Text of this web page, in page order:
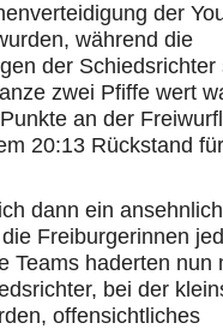
der
während die
der Schiedsrichter
zwei Pfiffe wert
an der
20:13 Rückstand
dann ein
Freiburgerinnen
Teams haderten nun
bei der
offensichtliches